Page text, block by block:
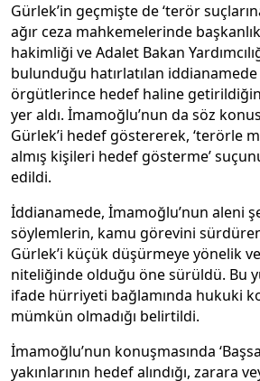
Gürlek’in geçmişte de ‘terör
ağır ceza mahkemelerinde
hakimliği ve Adalet Bakan
bulunduğu hatırlatılan iddianamede
örgütlerince hedef haline
yer aldı. İmamoğlu’nun da söz
Gürlek’i hedef göstererek, ‘terörle
almış kişileri hedef gösterme’
edildi.
İddianamede, İmamoğlu’nun aleni
söylemlerin, kamu görevini
Gürlek’i küçük düşürmeye yönelik
niteliğinde olduğu öne sürüldü. Bu
ifade hürriyeti bağlamında hukuki
mümkün olmadığı belirtildi.
İmamoğlu’nun konuşmasında
yakınlarının hedef alındığı, zarara